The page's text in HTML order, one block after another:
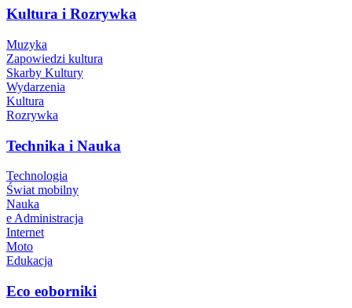
Kultura i Rozrywka
Muzyka
Zapowiedzi kultura
Skarby Kultury
Wydarzenia
Kultura
Rozrywka
Technika i Nauka
Technologia
Świat mobilny
Nauka
e Administracja
Internet
Moto
Edukacja
Eco eoborniki